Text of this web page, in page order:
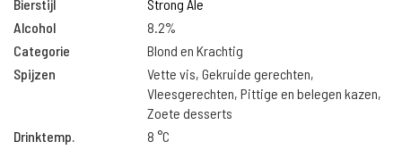
Bierstijl
Strong Ale
Alcohol
8.2%
Categorie
Blond en Krachtig
Spijzen
Vette vis, Gekruide gerechten,
Vleesgerechten, Pittige en belegen kazen,
Zoete desserts
Drinktemp.
8 °C